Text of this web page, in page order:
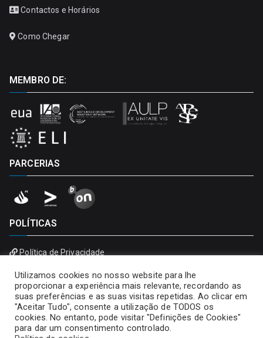
Contactos e Horários
Como Chegar
MEMBRO DE:
PARCERIAS
POLÍTICAS
Política de Privacidade
Utilizamos cookies no nosso website para lhe
proporcionar a experiência mais relevante, recordando as
suas preferências e as suas visitas repetidas. Ao clicar em
"Aceitar Tudo", consente a utilização de TODOS os
cookies. No entanto, pode visitar "Definições de Cookies"
para dar um consentimento controlado.